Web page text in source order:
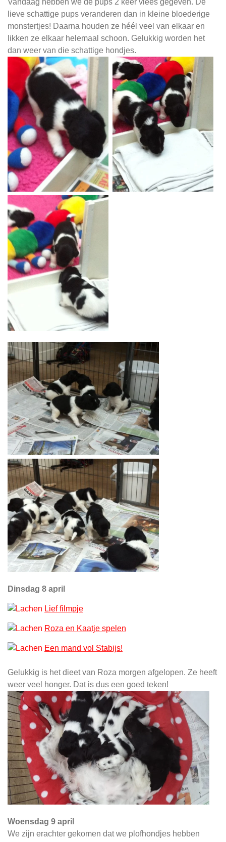
lieve schattige pups veranderen dan in kleine bloederige
monstertjes! Daarna houden ze héél veel van elkaar en
likken ze elkaar helemaal schoon. Gelukkig worden het
dan weer van die schattige hondjes.
Dinsdag 8 april
Lief filmpje
Roza en Kaatje spelen
Een mand vol Stabijs!
Gelukkig is het dieet van Roza morgen afgelopen. Ze heeft
weer veel honger. Dat is dus een goed teken!
Woensdag 9 april
We zijn erachter gekomen dat we plofhondjes hebben